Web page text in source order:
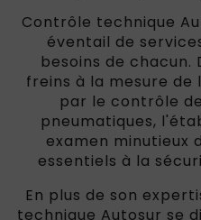
Contrôle technique
éventail de
besoins de chacun.
freins à la mesure
par le contrôle
pneumatiques,
examen minutieux
essentiels à la
En plus de son
technique Autosur se